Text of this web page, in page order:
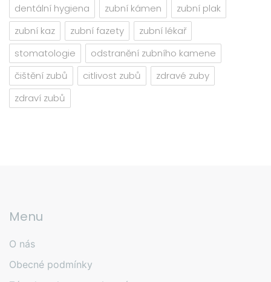
dentální hygiena
zubní kámen
zubní plak
zubní kaz
zubní fazety
zubní lékař
stomatologie
odstranění zubního kamene
čištění zubů
citlivost zubů
zdravé zuby
zdraví zubů
Menu
O nás
Obecné podmínky